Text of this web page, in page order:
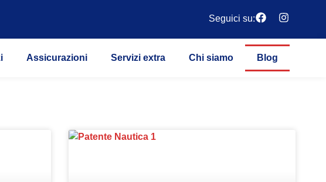
Seguici su:
Assicurazioni Servizi extra Chi siamo Blog